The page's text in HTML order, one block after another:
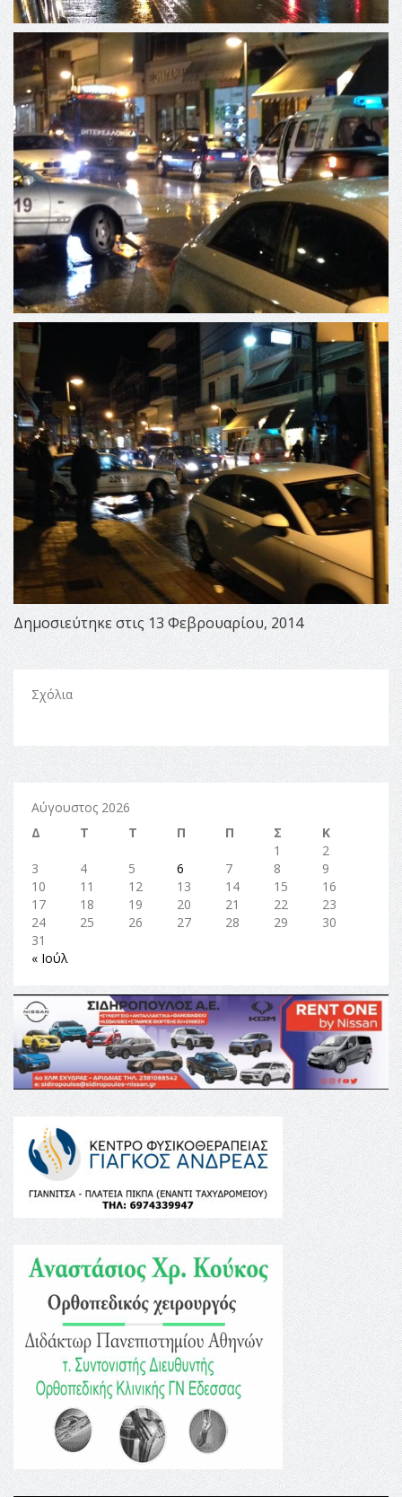
Δημοσιεύτηκε στις 13 Φεβρουαρίου, 2014
Σχόλια
Αύγουστος 2026
Δ
Τ Τ Π Π Σ
Κ
1
2
3
4 5 6 7 8
9
10
11 12 13 14 15
16
17
18 19 20 21 22
23
24
25 26 27 28 29
30
31
« Ιούλ